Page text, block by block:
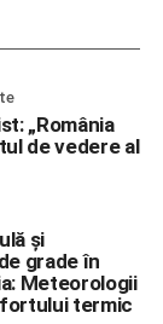
„România
de vedere al
și
grade în
Meteorologii
termic